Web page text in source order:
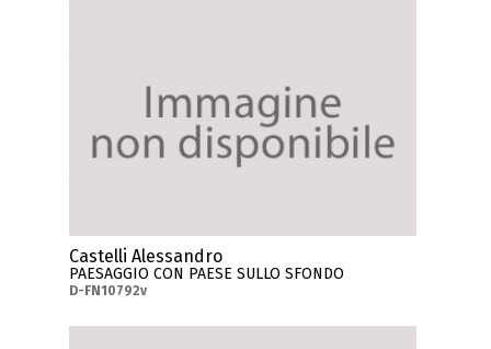
Castelli Alessandro
PAESAGGIO CON PAESE SULLO SFONDO
D-FN10792v